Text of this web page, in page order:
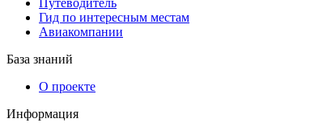
Гид по интересным местам
Авиакомпании
База знаний
О проекте
Информация